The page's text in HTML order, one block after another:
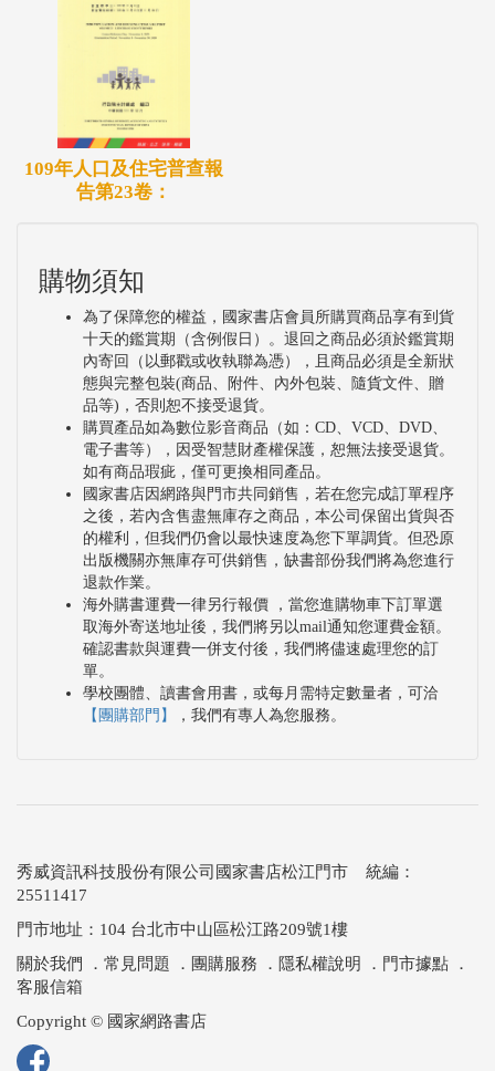
109年人口及住宅普查報
告第23卷：
購物須知
為了保障您的權益，國家書店會員所購買商品享有到貨
十天的鑑賞期（含例假日）。退回之商品必須於鑑賞期
內寄回（以郵戳或收執聯為憑），且商品必須是全新狀
態與完整包裝(商品、附件、內外包裝、隨貨文件、贈
品等)，否則恕不接受退貨。
購買產品如為數位影音商品（如：CD、VCD、DVD、
電子書等），因受智慧財產權保護，恕無法接受退貨。
如有商品瑕疵，僅可更換相同產品。
國家書店因網路與門市共同銷售，若在您完成訂單程序
之後，若內含售盡無庫存之商品，本公司保留出貨與否
的權利，但我們仍會以最快速度為您下單調貨。但恐原
出版機關亦無庫存可供銷售，缺書部份我們將為您進行
退款作業。
海外購書運費一律另行報價 ，當您進購物車下訂單選
取海外寄送地址後，我們將另以mail通知您運費金額。
確認書款與運費一併支付後，我們將儘速處理您的訂
單。
學校團體、讀書會用書，或每月需特定數量者，可洽
【團購部門】
，我們有專人為您服務。
秀威資訊科技股份有限公司國家書店松江門市 統編：
25511417
門市地址：104 台北市中山區松江路209號1樓
關於我們
． 常見問題 ． 團購服務 ． 隱私權說明 ． 門市據點 ．
客服信箱
Copyright © 國家網路書店